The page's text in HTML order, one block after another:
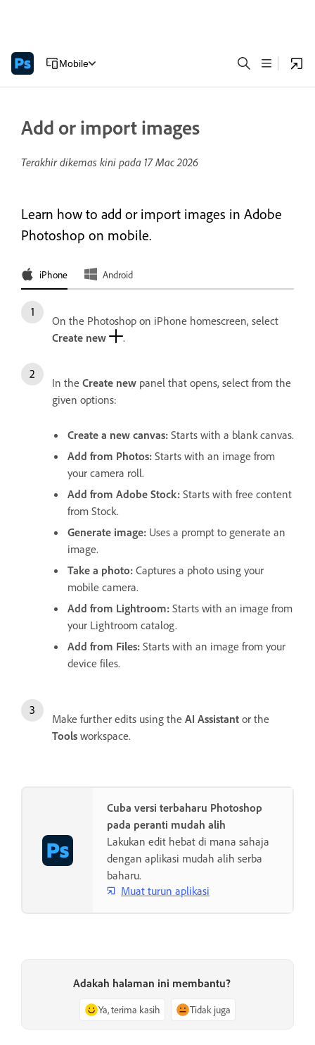
Mobile
Add or import images
Terakhir dikemas kini pada 17 Mac 2026
Learn how to add or import images in Adobe
Photoshop on mobile.
iPhone Android
On the Photoshop on iPhone homescreen, select
Create new
.
In the Create new panel that opens, select from the
given options:
Create a new canvas: Starts with a blank canvas.
Add from Photos: Starts with an image from
your camera roll.
Add from Adobe Stock: Starts with free content
from Stock.
Generate image: Uses a prompt to generate an
image.
Take a photo: Captures a photo using your
mobile camera.
Add from Lightroom: Starts with an image from
your Lightroom catalog.
Add from Files: Starts with an image from your
device files.
Make further edits using the AI Assistant or the
Tools workspace.
Cuba versi terbaharu Photoshop
pada peranti mudah alih
Lakukan edit hebat di mana sahaja
dengan aplikasi mudah alih serba
baharu.
Muat turun aplikasi
Adakah halaman ini membantu?
Ya, terima kasih Tidak juga